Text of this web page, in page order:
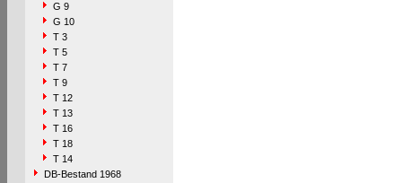
G 9
G 10
T 3
T 5
T 7
T 9
T 12
T 13
T 16
T 18
T 14
DB-Bestand 1968